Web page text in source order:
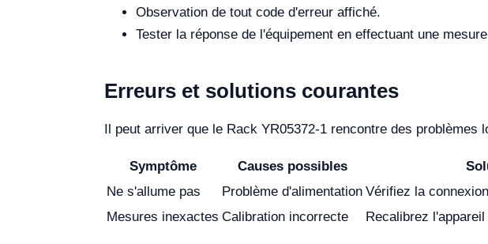
Observation de tout code d'erreur affiché.
Tester la réponse de l'équipement en effectuant une
Erreurs et solutions courantes
Il peut arriver que le Rack YR05372-1 rencontre des
Symptôme Causes possibles
Ne s'allume pas
Problème d'alimentation Vérifiez la
Mesures inexactes Calibration incorrecte Recalibrez